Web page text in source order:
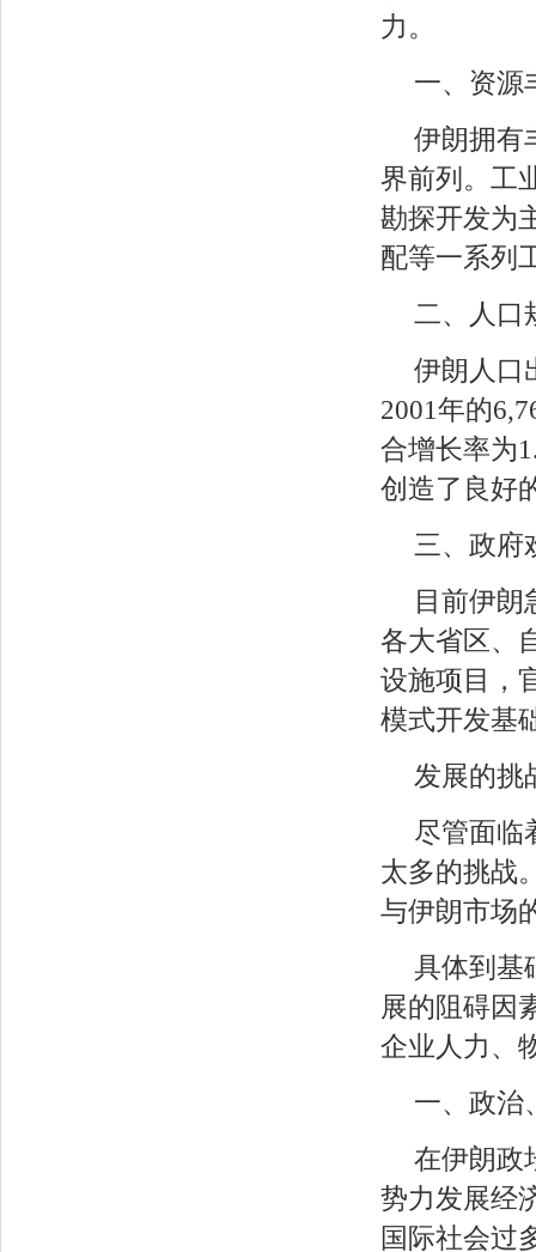
力。
一、资源
伊朗拥有
界前列。工
勘探开发为
配等一系列
二、人口
伊朗人口
2001年的
合增长率为
创造了良好
三、政府
目前伊朗
各大省区、
设施项目，
模式开发基
发展的挑
尽管面临
太多的挑战
与伊朗市场
具体到基
展的阻碍因
企业人力、
一、政治
在伊朗政
势力发展经
国际社会过